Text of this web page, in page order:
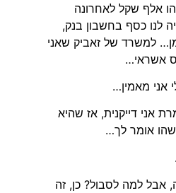
אלף שקל לאחרונה
לנו כסף בחשבון בנק,
למשרד של זאביק שאני
אשראי…
אני מאמין…
אני דייקנית, אז שהיא
אומר לך…
אבל למה לסבול? כן, זה